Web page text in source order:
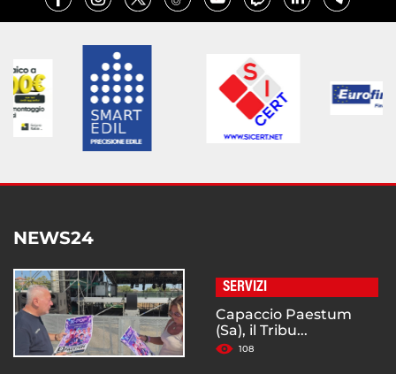
NEWS24
SERVIZI
Capaccio Paestum
(Sa), il Tribu...
108